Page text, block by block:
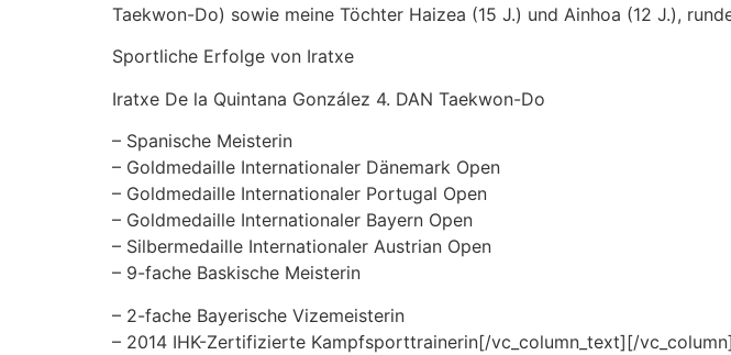
Taekwon-Do) sowie meine Töchter Haizea (15 J.) und Ainhoa (12 J.),
Sportliche Erfolge von Iratxe
Iratxe De la Quintana González 4. DAN Taekwon-Do
– Spanische Meisterin
– Goldmedaille Internationaler Dänemark Open
– Goldmedaille Internationaler Portugal Open
– Goldmedaille Internationaler Bayern Open
– Silbermedaille Internationaler Austrian Open
– 9-fache Baskische Meisterin
– 2-fache Bayerische Vizemeisterin
– 2014 IHK-Zertifizierte Kampfsporttrainerin[/vc_column_text][/